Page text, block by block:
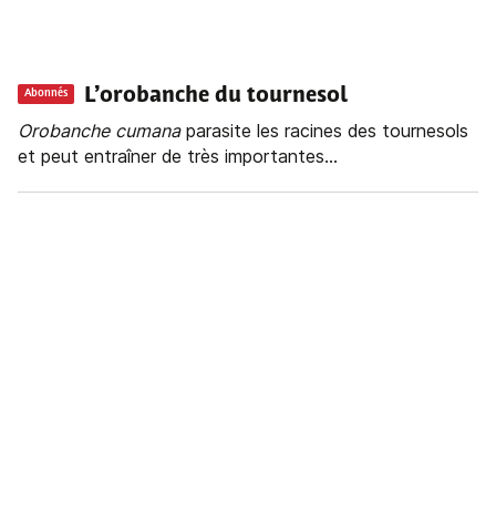
Abonnés
L’orobanche du tournesol
Orobanche cumanaparasite les racines des tournesols
et peut entraîner de très importantes...